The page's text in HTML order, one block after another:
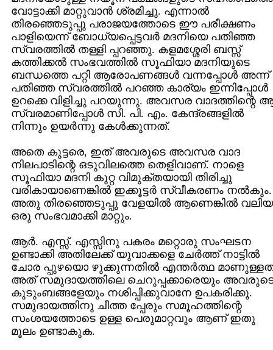
വോട്ടാക്കി മാറ്റുവാന്‍ ശ്രമിച്ചു. എന്നാല്‍
തിരഞ്ഞെടുപ്പു പരാജയത്തോടെ ഈ പരീക്ഷണം
പാളിയെന്ന് ബോധ്യപ്പെട്ടവര്‍ മദനിയെ പതിഞ്ഞ
സ്വരത്തില്‍ തള്ളി പ്പറഞ്ഞു. കളമശ്ശേരി ബസ്സ്‌
കത്തിക്കല്‍ സംഭവത്തില്‍ സൂഫിയാ മദനിയുടെ
ബന്ധത്തെ പറ്റി ആരോപണങ്ങള്‍ വന്നപ്പോള്‍ അന്ന്
പതിഞ്ഞ സ്വരത്തില്‍ പറഞ്ഞ കാര്യം ഇന്നിപ്പോള്‍
ഉറക്കെ വിളിച്ചു പറയുന്നു. അവസര വാദത്തിന്റെ
സ്വരമാണിപ്പോള്‍ സി. പി. എം. കേന്ദ്രങ്ങളില്‍
നിന്നും ഉയര്‍ന്നു കേള്‍ക്കുന്നത്‌.
അതെ കൂട്ടരെ, ഇത്‌ അവരുടെ അവസര വാദ
നിലപാടിന്റെ ഒടുവിലത്തെ തെളിവാണ്‌. നാളെ
സൂഫിയാ മദനി കുറ്റ വിമുക്തയായി തിരിച്ചു
വരികായാണെങ്കില്‍ ഇക്കൂട്ടര്‍ സ്വീകരണം നല്‍കും.
അതു തിരഞ്ഞെടുപ്പു വേളയില്‍ ആണെങ്കില്‍ വലിയ
ഒരു സംഭവമാക്കി മാറ്റും.
ആര്‍. എസ്സ്‌. എസ്സിനു പകരം മറ്റൊരു സംഘടന
ഉണ്ടാക്കി അതിലേക്ക്‌ യുവാക്കളെ ചേര്‍ത്ത്‌ നാട്ടില്‍
ചോര പ്പുഴയൊ ഴുക്കുന്നതില്‍ എന്തര്‍ത്ഥ
അത്‌ സമുദായത്തിലെ ചെറുപ്പക്കാരെയും
കുടുംബങ്ങളേയും നശിപ്പിക്കുവാനേ ഉപകരിക്കൂ.
സമുദായത്തിനു ചീത്ത പ്പേരും സമൂഹത്തിന്റെ
സംശയത്തോടെ ഉള്ള പെരുമാറ്റവും ആണ്‌ ഇതു
മൂലം ഉണ്ടാകുക.